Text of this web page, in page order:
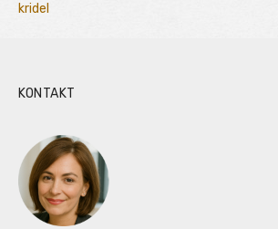
kridel
KONTAKT